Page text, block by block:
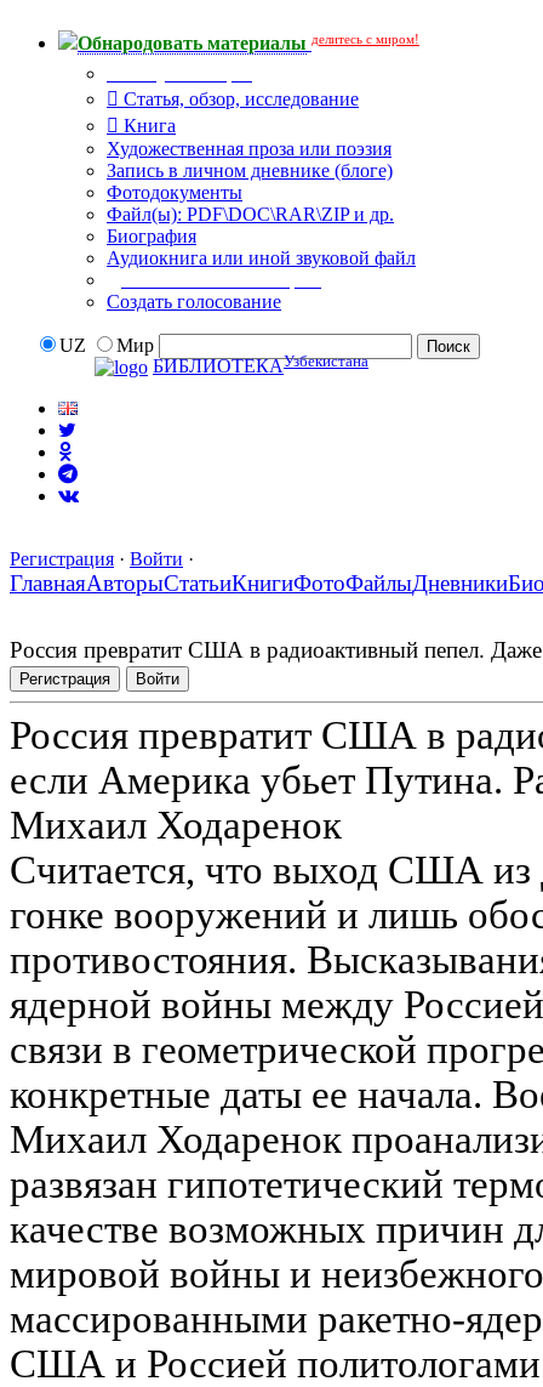
Обнародовать материалы делитесь с миром!
Статья, обзор, исследование
Книга
Художественная проза или поэзия
Запись в личном дневнике (блоге)
Фотодокументы
Файл(ы): PDF\DOC\RAR\ZIP и др.
Биография
Аудиокнига или иной звуковой файл
Создать голосование
UZ
Мир
БИБЛИОТЕКАУзбекистана
Регистрация · Войти ·
ГлавнаяАвторыСтатьиКнигиФотоФайлыДневники
Россия превратит США в радиоактивный пепел.
Регистрация Войти
Россия превратит США в
если Америка убьет Путина.
Михаил Ходаренок
Считается, что выход США
гонке вооружений и лишь
противостояния.
ядерной войны между
связи в геометрической
конкретные даты ее начала.
Михаил Ходаренок
развязан гипотетический
качестве возможных причин
мировой войны и
массированными ракетно-
США и Россией политологами